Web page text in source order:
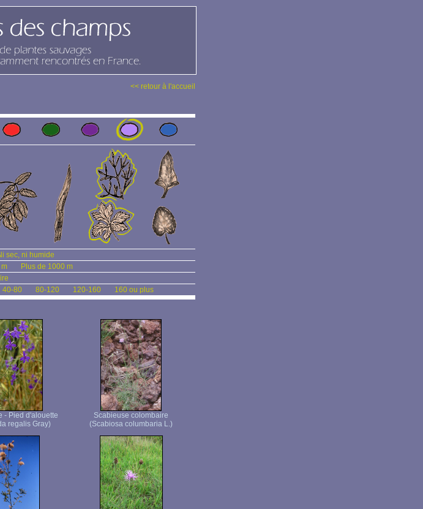
<< retour à l'accueil
sec, ni humide
Plus de 1000 m
40-80 80-120 120-160 160 ou plus
- Pied d'alouette
regalis Gray)
Scabieuse colombaire
(Scabiosa columbaria L.)